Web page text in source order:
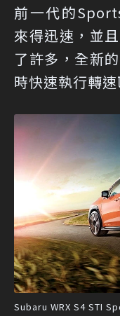
前一代的
來得迅速，並
了許多，全新
時快速執行轉速
Subaru WRX S4 STI